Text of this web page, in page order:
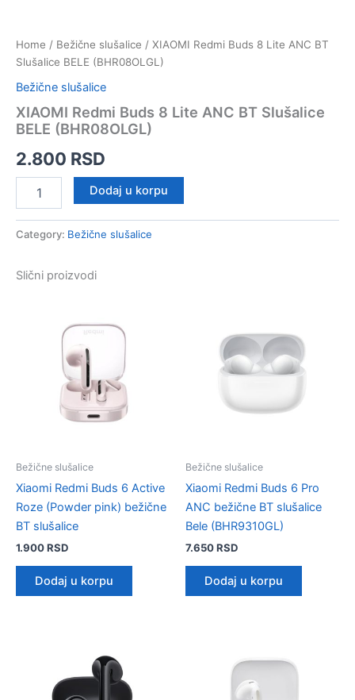
Home / Bežične slušalice / XIAOMI Redmi Buds 8 Lite ANC BT
Slušalice BELE (BHR08OLGL)
Bežične slušalice
XIAOMI Redmi Buds 8 Lite ANC BT Slušalice
BELE (BHR08OLGL)
2.800 RSD
Redmi
8
BT
(BHR08OLGL)
Dodaj u korpu
Category: Bežične slušalice
Slični proizvodi
Bežične slušalice
Xiaomi Redmi Buds 6 Active
Roze (Powder pink) bežične
BT slušalice
1.900RSD
Dodaj u korpu
Bežične slušalice
Xiaomi Redmi Buds 6 Pro
ANC bežične BT slušalice
Bele (BHR9310GL)
7.650RSD
Dodaj u korpu